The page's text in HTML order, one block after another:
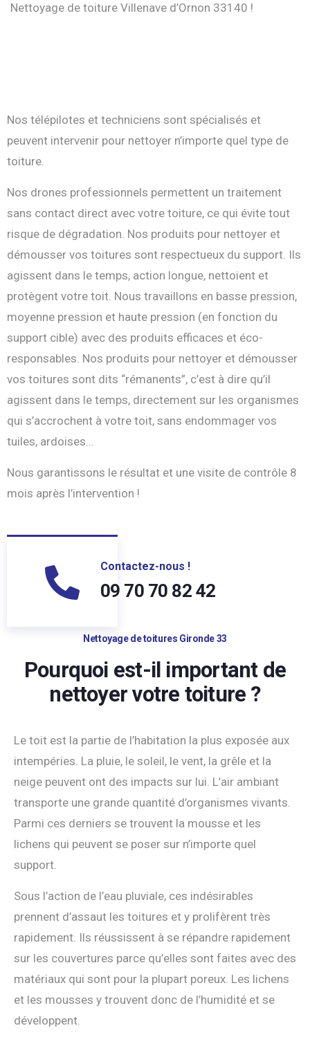
Nettoyage de toiture Villenave d’Ornon 33140 !
Nos télépilotes et techniciens sont spécialisés et
peuvent intervenir pour nettoyer n’importe quel type de
toiture.
Nos drones professionnels permettent un traitement
sans contact direct avec votre toiture, ce qui évite tout
risque de dégradation. Nos produits pour nettoyer et
démousser vos toitures sont respectueux du support. Ils
agissent dans le temps, action longue, nettoient et
protègent votre toit. Nous travaillons en basse pression,
moyenne pression et haute pression (en fonction du
support cible) avec des produits efficaces et éco-
responsables. Nos produits pour nettoyer et démousser
vos toitures sont dits “rémanents”, c’est à dire qu’il
agissent dans le temps, directement sur les organismes
qui s’accrochent à votre toit, sans endommager vos
tuiles, ardoises…
Nous garantissons le résultat et une visite de contrôle 8
mois après l’intervention !
Contactez-nous !
09 70 70 82 42
Nettoyage de toitures Gironde 33
Pourquoi est-il important de
nettoyer votre toiture ?
Le toit est la partie de l’habitation la plus exposée aux
intempéries. La pluie, le soleil, le vent, la grêle et la
neige peuvent ont des impacts sur lui. L’air ambiant
transporte une grande quantité d’organismes vivants.
Parmi ces derniers se trouvent la mousse et les
lichens qui peuvent se poser sur n’importe quel
support.
Sous l’action de l’eau pluviale, ces indésirables
prennent d’assaut les toitures et y prolifèrent très
rapidement. Ils réussissent à se répandre rapidement
sur les couvertures parce qu’elles sont faites avec des
matériaux qui sont pour la plupart poreux. Les lichens
et les mousses y trouvent donc de l’humidité et se
développent.